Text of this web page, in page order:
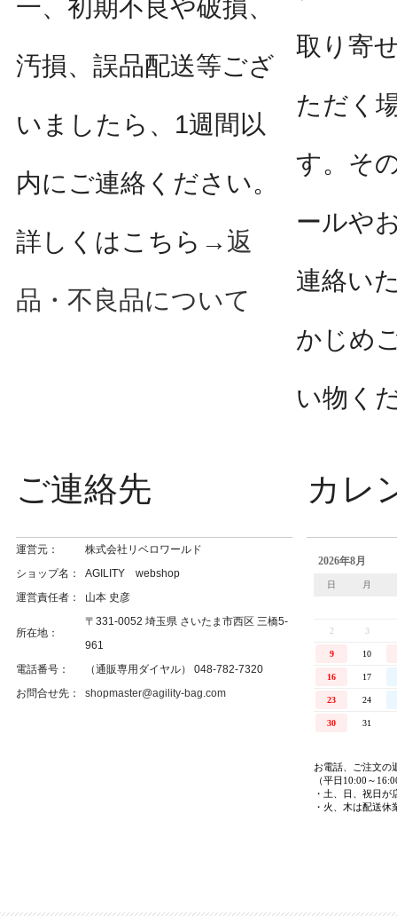
一、初期不良や破損、
汚損、誤品配送等ござ
いましたら、1週間以
内にご連絡ください。
詳しくはこちら→ 返
品・不良品について
取り寄
ただく
す。そ
ールや
連絡い
かじめ
い物く
ご連絡先
運営元：
株式会社リベロワールド
ショップ名：
AGILITY webshop
運営責任者：
山本 史彦
所在地：
〒331-0052 埼玉県 さいたま市西区 三橋5-
961
電話番号：
（通販専用ダイヤル） 048-782-7320
お問合せ先：
shopmaster@agility-bag.com
カレ